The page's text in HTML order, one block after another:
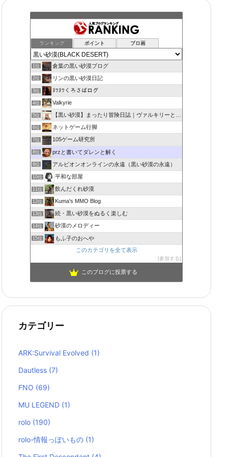
ランキング ポイント ブロ画
1位 倉葉の黒い砂漠ブログ
2位 リンの黒い砂漠日記
3位 ﾇﾜﾇﾜくろさばログ
4位 Valkyrie
5位 【黒い砂漠】まったり冒険日誌｜ヴァルキリーと闇の精霊の旅
6位 ネットゲーム行脚
7位 105ゲーム研究所
8位 przと書いてダレンと解く
9位 アルビオンオンラインの永遠（黒い砂漠の永遠）
10位 平和な部屋
11位 飲んだくれ砂漠
12位 Kuma's MMO Blog
13位 続・黒い砂漠をぬるく楽しむ
14位 砂漠のメロディー
15位
もふ子のおへや
このカテゴリを全て表示
参加する
このブログに投票する
カテゴリー
ARK:Survival Evolved (1)
Dautless (7)
FNO (69)
MU LEGEND (1)
rolo (190)
rolo-情報っぽいもの (1)